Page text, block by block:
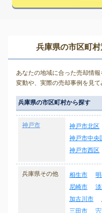
兵庫県の市区町
あなたの地域に合った売却情
変動や、実際の売却事例を見て
兵庫県の市区町村から探す
神戸市 神戸市北区
神戸市中央
神戸市西区
兵庫県その他 相生市
尼崎市
加古川市
三田市